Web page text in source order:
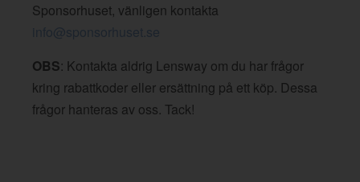
Sponsorhuset, vänligen kontakta
info@sponsorhuset.se
OBS: Kontakta aldrig Lensway om du har frågor
kring rabattkoder eller ersättning på ett köp. Dessa
frågor hanteras av oss. Tack!